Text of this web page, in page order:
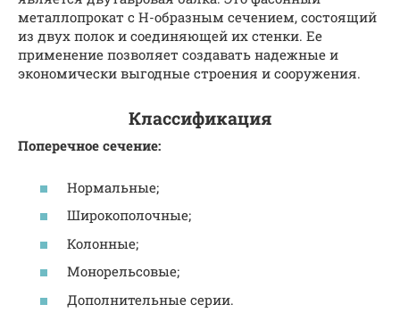
металлопрокат с Н-образным сечением, состоящий
из двух полок и соединяющей их стенки. Ее
применение позволяет создавать надежные и
экономически выгодные строения и сооружения.
Классификация
Поперечное сечение:
Нормальные;
Широкополочные;
Колонные;
Монорельсовые;
Дополнительные серии.